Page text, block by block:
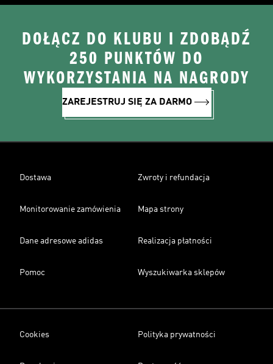
DOŁĄCZ DO KLUBU I ZDOBĄDŹ
250 PUNKTÓW DO
WYKORZYSTANIA NA NAGRODY
ZAREJESTRUJ SIĘ ZA DARMO
Dostawa Zwroty i refundacja
Monitorowanie zamówienia Mapa strony
Dane adresowe adidas Realizacja płatności
Pomoc Wyszukiwarka sklepów
Cookies Polityka prywatności